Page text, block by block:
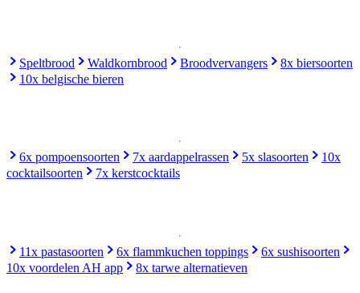
Speltbrood Waldkornbrood Broodvervangers
8x biersoorten
10x belgische bieren
6x pompoensoorten 7x aardappelrassen 5x slasoorten
10x
cocktailsoorten
7x kerstcocktails
11x pastasoorten 6x flammkuchen toppings
6x sushisoorten
10x voordelen AH app
8x tarwe alternatieven